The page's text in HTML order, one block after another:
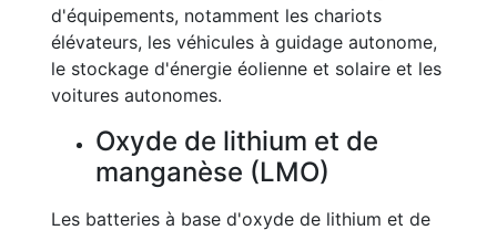
d'équipements, notamment les chariots
élévateurs, les véhicules à guidage autonome,
le stockage d'énergie éolienne et solaire et les
voitures autonomes.
Oxyde de lithium et de
manganèse (LMO)
Les batteries à base d'oxyde de lithium et de